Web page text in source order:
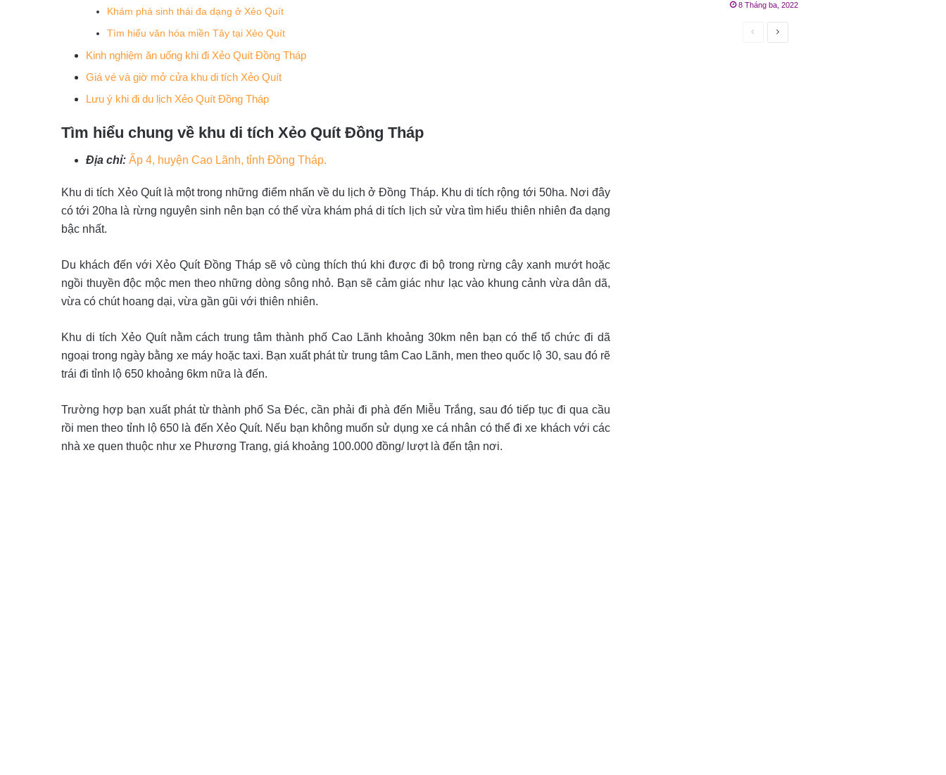
Khám phá sinh thái đa dạng ở Xẻo Quít
Tìm hiểu văn hóa miền Tây tại Xẻo Quít
Kinh nghiệm ăn uống khi đi Xẻo Quít Đồng Tháp
Giá vé và giờ mở cửa khu di tích Xẻo Quít
Lưu ý khi đi du lịch Xẻo Quít Đồng Tháp
Tìm hiểu chung về khu di tích Xẻo Quít Đồng Tháp
Địa chỉ: Ấp 4, huyện Cao Lãnh, tỉnh Đồng Tháp.
Khu di tích Xẻo Quít là một trong những điểm nhấn về du lịch ở Đồng Tháp. Khu di tích rộng tới 50ha. Nơi đây
có tới 20ha là rừng nguyên sinh nên bạn có thể vừa khám phá di tích lịch sử vừa tìm hiểu thiên nhiên đa dạng
bậc nhất.
Du khách đến với Xẻo Quít Đồng Tháp sẽ vô cùng thích thú khi được đi bộ trong rừng cây xanh mướt hoặc
ngồi thuyền độc mộc men theo những dòng sông nhỏ. Bạn sẽ cảm giác như lạc vào khung cảnh vừa dân dã,
vừa có chút hoang dại, vừa gần gũi với thiên nhiên.
Khu di tích Xẻo Quít nằm cách trung tâm thành phố Cao Lãnh khoảng 30km nên bạn có thể tổ chức đi dã
ngoại trong ngày bằng xe máy hoặc taxi. Bạn xuất phát từ trung tâm Cao Lãnh, men theo quốc lộ 30, sau đó rẽ
trái đi tỉnh lộ 650 khoảng 6km nữa là đến.
Trường hợp bạn xuất phát từ thành phố Sa Đéc, cần phải đi phà đến Miễu Trắng, sau đó tiếp tục đi qua cầu
rồi men theo tỉnh lộ 650 là đến Xẻo Quít. Nếu bạn không muốn sử dụng xe cá nhân có thể đi xe khách với các
nhà xe quen thuộc như xe Phương Trang, giá khoảng 100.000 đồng/ lượt là đến tận nơi.
8 Tháng ba, 2022
Trang